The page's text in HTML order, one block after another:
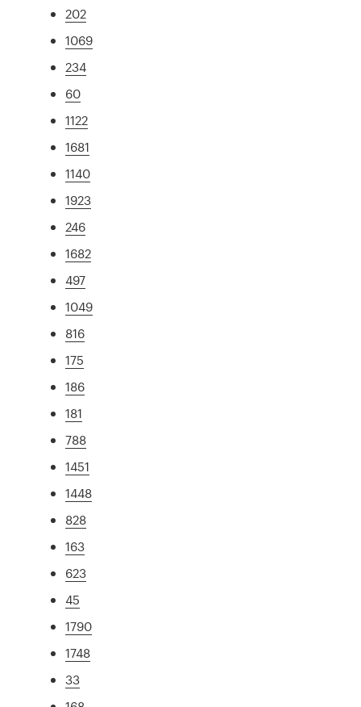
202
1069
234
60
1122
1681
1140
1923
246
1682
497
1049
816
175
186
181
788
1451
1448
828
163
623
45
1790
1748
33